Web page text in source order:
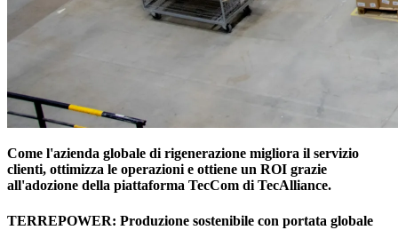
Come l'azienda globale di rigenerazione migliora il servizio
clienti, ottimizza le operazioni e ottiene un ROI grazie
all'adozione della piattaforma TecCom di TecAlliance.
TERREPOWER: Produzione sostenibile con portata globale